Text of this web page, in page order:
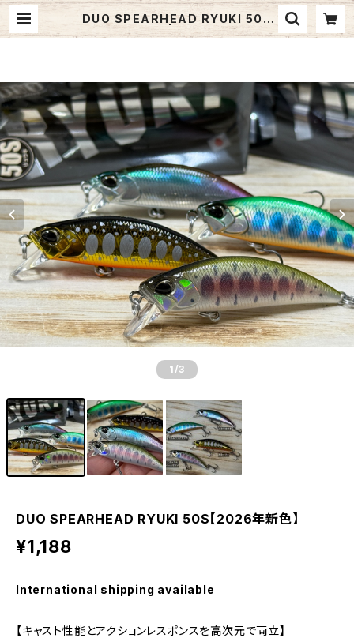
DUO SPEARHEAD RYUKI 50S
【2026年新色】 | Fishing Tackle
1 /3
DUO SPEARHEAD RYUKI 50S【2026年新色】
¥1,188
International shipping available
【キャスト性能とアクションレスポンスを高次元で両立】